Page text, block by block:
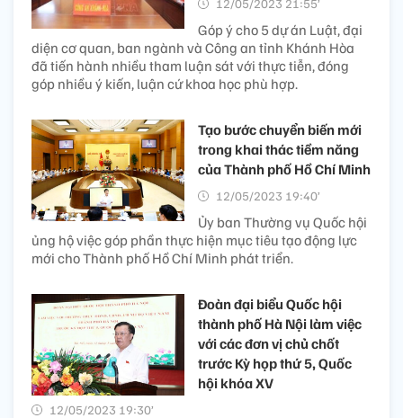
Góp ý cho 5 dự án Luật, đại
diện cơ quan, ban ngành và Công an tỉnh Khánh Hòa
đã tiến hành nhiều tham luận sát với thực tiễn, đóng
góp nhiều ý kiến, luận cứ khoa học phù hợp.
Tạo bước chuyển biến mới
trong khai thác tiềm năng
của Thành phố Hồ Chí Minh
12/05/2023 19:40’
Ủy ban Thường vụ Quốc hội
ủng hộ việc góp phần thực hiện mục tiêu tạo động lực
mới cho Thành phố Hồ Chí Minh phát triển.
Đoàn đại biểu Quốc hội
thành phố Hà Nội làm việc
với các đơn vị chủ chốt
trước Kỳ họp thứ 5, Quốc
hội khóa XV
12/05/2023 19:30’